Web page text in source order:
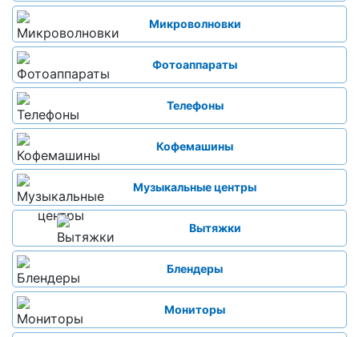
Микроволновки
Фотоаппараты
Телефоны
Кофемашины
Музыкальные центры
Вытяжки
Блендеры
Мониторы